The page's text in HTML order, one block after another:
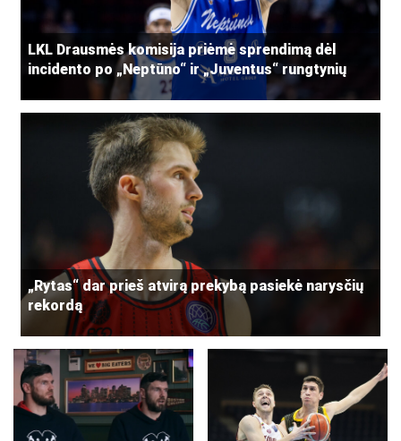
LKL Drausmės komisija priėmė sprendimą dėl
incidento po „Neptūno“ ir „Juventus“ rungtynių
„Rytas“ dar prieš atvirą prekybą pasiekė narysčių
rekordą